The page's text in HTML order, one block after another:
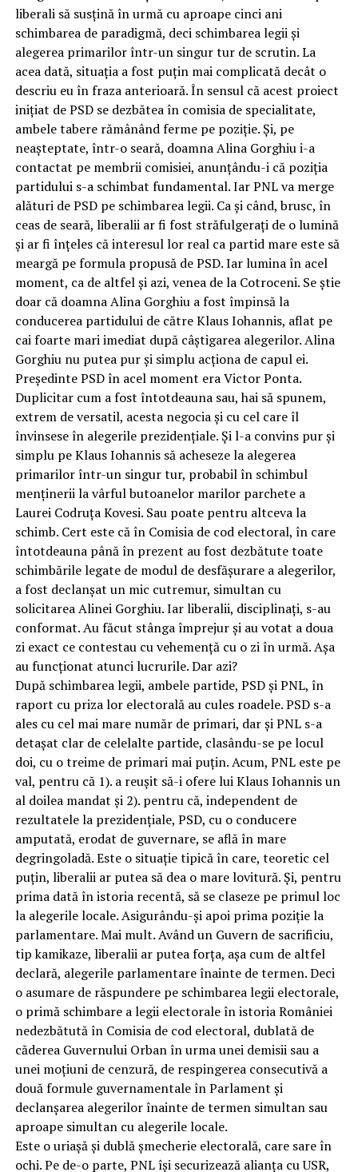
liberali să susțină în urmă cu aproape cinci ani
schimbarea de paradigmă, deci schimbarea legii și
alegerea primarilor într-un singur tur de scrutin. La
acea dată, situația a fost puțin mai complicată decât o
descriu eu în fraza anterioară. În sensul că acest proiect
inițiat de PSD se dezbătea în comisia de specialitate,
ambele tabere rămânând ferme pe poziție. Și, pe
neașteptate, într-o seară, doamna Alina Gorghiu i-a
contactat pe membrii comisiei, anunțându-i că poziția
partidului s-a schimbat fundamental. Iar PNL va merge
alături de PSD pe schimbarea legii. Ca și când, brusc, în
ceas de seară, liberalii ar fi fost străfulgerați de o lumină
și ar fi înțeles că interesul lor real ca partid mare este să
meargă pe formula propusă de PSD. Iar lumina în acel
moment, ca de altfel și azi, venea de la Cotroceni. Se știe
doar că doamna Alina Gorghiu a fost împinsă la
conducerea partidului de către Klaus Iohannis, aflat pe
cai foarte mari imediat după câștigarea alegerilor. Alina
Gorghiu nu putea pur și simplu acționa de capul ei.
Președinte PSD în acel moment era Victor Ponta.
Duplicitar cum a fost întotdeauna sau, hai să spunem,
extrem de versatil, acesta negocia și cu cel care îl
învinsese în alegerile prezidențiale. Și l-a convins pur și
simplu pe Klaus Iohannis să acheseze la alegerea
primarilor într-un singur tur, probabil în schimbul
menținerii la vârful butoanelor marilor parchete a
Laurei Codruța Kovesi. Sau poate pentru altceva la
schimb. Cert este că în Comisia de cod electoral, în care
întotdeauna până în prezent au fost dezbătute toate
schimbările legate de modul de desfășurare a alegerilor,
a fost declanșat un mic cutremur, simultan cu
solicitarea Alinei Gorghiu. Iar liberalii, disciplinați, s-au
conformat. Au făcut stânga împrejur și au votat a doua
zi exact ce contestau cu vehemență cu o zi în urmă. Așa
au funcționat atunci lucrurile. Dar azi?
După schimbarea legii, ambele partide, PSD și PNL, în
raport cu priza lor electorală au cules roadele. PSD s-a
ales cu cel mai mare număr de primari, dar și PNL s-a
detașat clar de celelalte partide, clasându-se pe locul
doi, cu o treime de primari mai puțin. Acum, PNL este pe
val, pentru că 1). a reușit să-i ofere lui Klaus Iohannis un
al doilea mandat și 2). pentru că, independent de
rezultatele la prezidențiale, PSD, cu o conducere
amputată, erodat de guvernare, se află în mare
degringoladă. Este o situație tipică în care, teoretic cel
puțin, liberalii ar putea să dea o mare lovitură. Și, pentru
prima dată în istoria recentă, să se claseze pe primul loc
la alegerile locale. Asigurându-și apoi prima poziție la
parlamentare. Mai mult. Având un Guvern de sacrificiu,
tip kamikaze, liberalii ar putea forța, așa cum de altfel
declară, alegerile parlamentare înainte de termen. Deci
o asumare de răspundere pe schimbarea legii electorale,
o primă schimbare a legii electorale în istoria României
nedezbătută în Comisia de cod electoral, dublată de
căderea Guvernului Orban în urma unei demisii sau a
unei moțiuni de cenzură, de respingerea consecutivă a
două formule guvernamentale în Parlament și
declanșarea alegerilor înainte de termen simultan sau
aproape simultan cu alegerile locale.
Este o uriașă și dublă șmecherie electorală, care sare în
ochi. Pe de-o parte, PNL își securizează alianța cu USR,